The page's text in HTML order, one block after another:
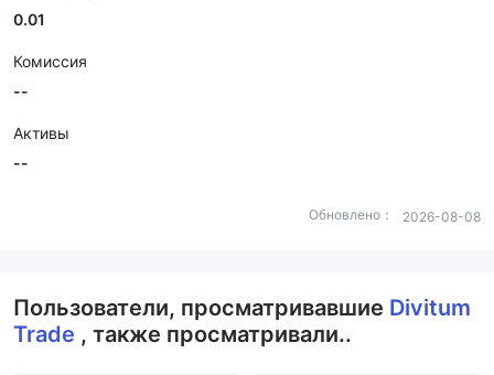
0.01
Комиссия
--
Активы
--
Обновлено： 2026-08-08
Пользователи, просматривавшие Divitum
Trade , также просматривали..